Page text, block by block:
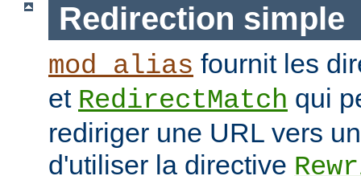
Redirection simple
mod_alias fournit les
et RedirectMatch qui
rediriger une URL vers
d'utiliser la directive